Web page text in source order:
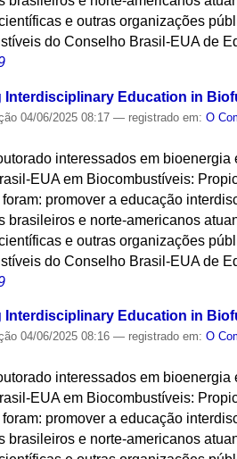
e outras organizações
do Conselho Brasil-EUA de
Education in
04/06/2025 08:17— registrado em:O
interessados em bioenergia
EUA em Biocombustíveis:
promover a educação
e norte-americanos
e outras organizações
do Conselho Brasil-EUA de
Education in
04/06/2025 08:16— registrado em:O
interessados em bioenergia
EUA em Biocombustíveis:
promover a educação
e norte-americanos